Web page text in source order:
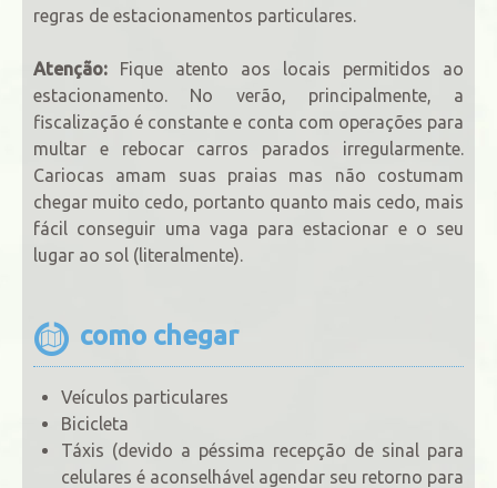
regras de estacionamentos particulares.
Atenção: Fique atento aos locais permitidos ao
estacionamento. No verão, principalmente, a
fiscalização é constante e conta com operações para
multar e rebocar carros parados irregularmente.
Cariocas amam suas praias mas não costumam
chegar muito cedo, portanto quanto mais cedo, mais
fácil conseguir uma vaga para estacionar e o seu
lugar ao sol (literalmente).
como chegar
Veículos particulares
Bicicleta
Táxis (devido a péssima recepção de sinal para
celulares é aconselhável agendar seu retorno para